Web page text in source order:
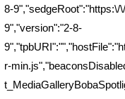
8-
9","version":"2-8-
r-